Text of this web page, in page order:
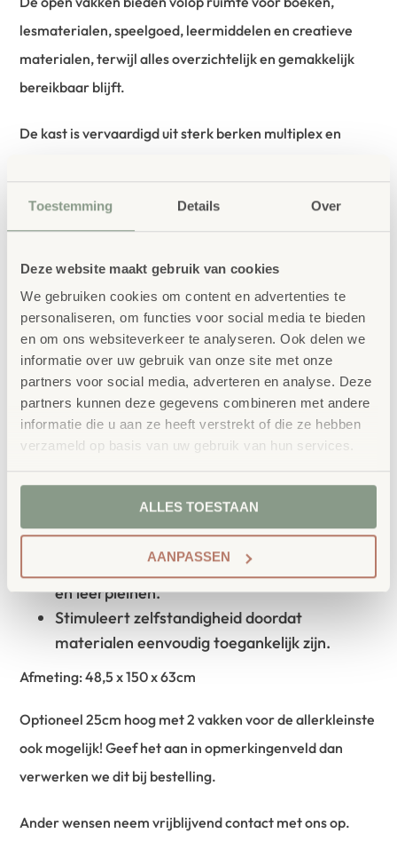
Toestemming Details Over
Deze website maakt gebruik van cookies
We gebruiken cookies om content en advertenties te
personaliseren, om functies voor social media te bieden
en om ons websiteverkeer te analyseren. Ook delen we
informatie over uw gebruik van onze site met onze
partners voor social media, adverteren en analyse. Deze
partners kunnen deze gegevens combineren met andere
informatie die u aan ze heeft verstrekt of die ze hebben
verzameld op basis van uw gebruik van hun services.
ALLES TOESTAAN
AANPASSEN
lesmaterialen, speelgoed, leermiddelen en creatieve
materialen, terwijl alles overzichtelijk en gemakkelijk
bereikbaar blijft.
De kast is vervaardigd uit sterk berken multiplex en
goed beschermd tegen dagelijks intensief gebruik. De
moderne uitstraling, maar verhoogt ook de veiligheid
binnen onderwijs- en opvangomgevingen.
Voordelen
Gemaakt van duurzaam berken multiplex.
Transparante, blank gelakte afwerking met
zichtbare houtnerf.
Open opbergvakken voor een overzichtelijke
inrichting.
Gebogen vorm voor een vriendelijke en
veilige uitstraling.
Ideaal voor scholen, kindcentra, bibliotheken
en leerpleinen.
Stimuleert zelfstandigheid doordat
materialen eenvoudig toegankelijk zijn.
Afmeting: 48,5 x 150 x 63cm
Optioneel 25cm hoog met 2 vakken voor de allerkleinste
ook mogelijk! Geef het aan in opmerkingenveld dan
verwerken we dit bij bestelling.
Ander wensen neem vrijblijvend contact met ons op.